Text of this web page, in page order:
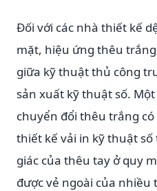
Đối với các nhà thiết kế
mặt, hiệu ứng thêu
giữa kỹ thuật thủ công
sản xuất kỹ thuật số.
chuyển đổi thêu trắng
thiết kế vải in kỹ thuật
giác của thêu tay ở quy
được vẻ ngoài của